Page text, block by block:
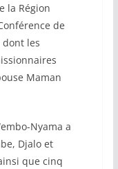
la Région
de
dont les
Maman
Nyama a
Djalo et
que cinq